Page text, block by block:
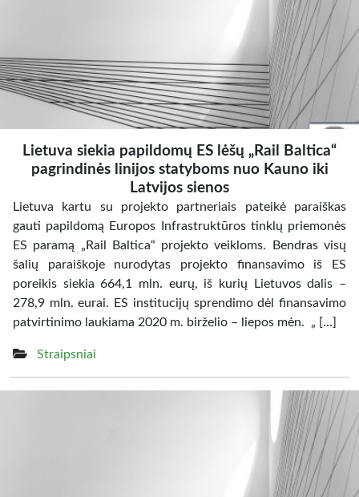
Lietuva siekia papildomų ES lėšų „Rail Baltica“
pagrindinės linijos statyboms nuo Kauno iki
Latvijos sienos
Lietuva kartu su projekto partneriais pateikė paraiškas
gauti papildomą Europos Infrastruktūros tinklų priemonės
ES paramą „Rail Baltica“ projekto veikloms. Bendras visų
šalių paraiškoje nurodytas projekto finansavimo iš ES
poreikis siekia 664,1 mln. eurų, iš kurių Lietuvos dalis –
278,9 mln. eurai. ES institucijų sprendimo dėl finansavimo
patvirtinimo laukiama 2020 m. birželio – liepos mėn. „ […]
Straipsniai